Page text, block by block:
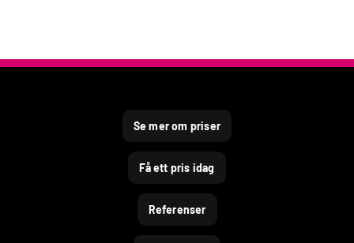
Se mer om priser
Få ett pris idag
Referenser